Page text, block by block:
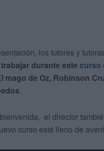
los tutores y
durante este curso
mago de Oz, Robinson
.
el director
curso esté lleno de